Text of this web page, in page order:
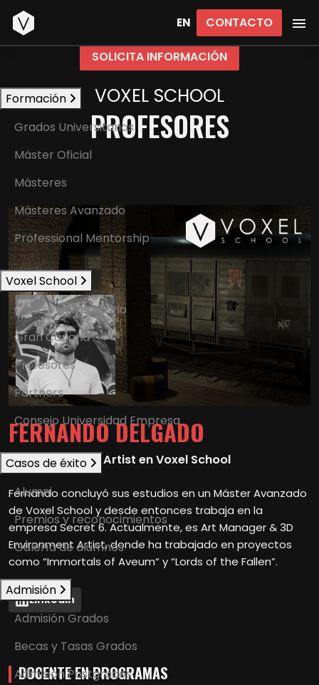
EN CONTACTO
Inicio
SOLICITA INFORMACIÓN
Formación
Grados Universitarios
Máster Oficial
Másteres
Másteres Avanzado
Professional Mentorship
Voxel School
Centro Universitario
Gran Canaria
Profesores
Partners
Consejo Universidad Empresa
Casos de éxito
Alumni
Premios y reconocimientos
Galería de alumnos
Admisión
Admisión Grados
Becas y Tasas Grados
Admisión Postgrados
VOXEL SCHOOL
PROFESORES
FERNANDO DELGADO
3D Environment Artist en Voxel School
Fernando concluyó sus estudios en un Máster Avanzado
de Voxel School y desde entonces trabaja en la
empresa Secret 6. Actualmente, es Art Manager & 3D
Environment Artist, donde ha trabajado en proyectos
como “Immortals of Aveum“ y “Lords of the Fallen”.
Linkedin
DOCENTE EN PROGRAMAS